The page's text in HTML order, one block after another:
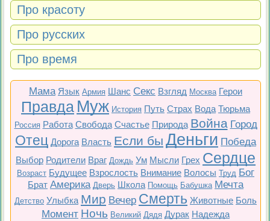
Про красоту
Про русских
Про время
Мама Язык Армия Шанс Секс Взгляд Москва Герои
Правда Муж История Путь Страх Вода Тюрьма
Россия Работа Свобода Счастье Природа Война Город
Отец Дорога Власть Если бы Деньги Победа
Выбор Родители Враг Дождь Ум Мысли Грех Сердце
Возраст Будущее Взрослость Внимание Волосы Труд Бог
Брат Америка Дверь Школа Помощь Бабушка Мечта
Детство Улыбка Мир Вечер Смерть Животные Боль
Момент Ночь Великий Дядя Дурак Надежда